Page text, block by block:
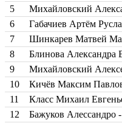
5
Михайловский
6
Габачиев Артём
7
Шинкарев Матвей
8
Блинова Александра
9
Михайловский
10
Кичёв Максим
11
Класс Михаил
12
Бажуков Алессандро -